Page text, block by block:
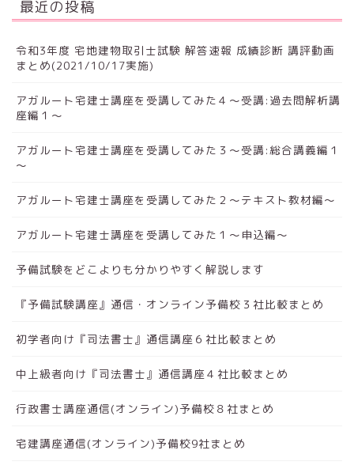
最近の投稿
令和3年度 宅地建物取引士試験 解答速報 成績診断 講評動画
まとめ(2021/10/17実施)
アガルート宅建士講座を受講してみた４～受講:過去問解析講
座編１～
アガルート宅建士講座を受講してみた３～受講:総合講義編１
～
アガルート宅建士講座を受講してみた２～テキスト教材編～
アガルート宅建士講座を受講してみた１～申込編～
予備試験をどこよりも分かりやすく解説します
『予備試験講座』通信・オンライン予備校３社比較まとめ
初学者向け『司法書士』通信講座６社比較まとめ
中上級者向け『司法書士』通信講座４社比較まとめ
行政書士講座通信(オンライン)予備校８社まとめ
宅建講座通信(オンライン)予備校9社まとめ